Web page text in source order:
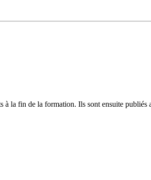
la fin de la formation. Ils sont ensuite